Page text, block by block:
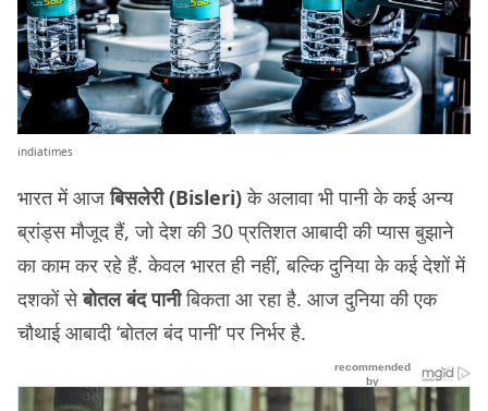
indiatimes
भारत में आजबिसलेरी (Bisleri)के अलावा भी पानी के कई अन्य
ब्रांड्स मौजूद हैं, जो देश की 30 प्रतिशत आबादी की प्यास बुझाने
का काम कर रहे हैं. केवल भारत ही नहीं, बल्कि दुनिया के कई देशों में
दशकों सेबोतल बंद पानीबिकता आ रहा है. आज दुनिया की एक
चौथाई आबादी ‘बोतल बंद पानी’ पर निर्भर है.